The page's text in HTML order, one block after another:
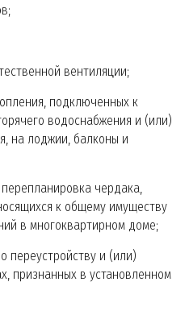
вентиляции;
подключенных к
водоснабжения и (или)
на лоджии, балконы и
чердака,
к общему имуществу
в многоквартирном доме;
переустройству и (или)
признанных в установленном